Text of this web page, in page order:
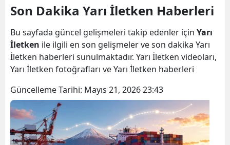
Son Dakika Yarı İletken Haberleri
Bu sayfada güncel gelişmeleri takip edenler için Yarı
İletken ile ilgili en son gelişmeler ve son dakika Yarı
İletken haberleri sunulmaktadır. Yarı İletken videoları,
Yarı İletken fotoğrafları ve Yarı İletken haberleri
Güncelleme Tarihi: Mayıs 21, 2026 23:43